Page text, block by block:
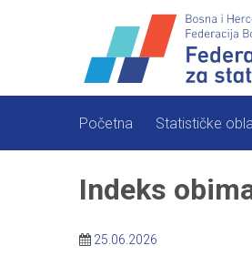
Početna Statističke
Indeks
25.06.2026